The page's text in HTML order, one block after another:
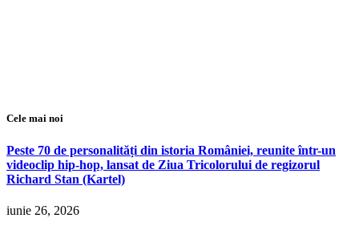
Cele mai noi
Peste 70 de personalități din istoria României, reunite într-un
videoclip hip-hop, lansat de Ziua Tricolorului de regizorul
Richard Stan (Kartel)
iunie 26, 2026